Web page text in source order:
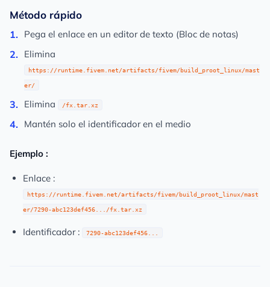
Método rápido
Pega el enlace en un editor de texto (Bloc de notas)
Elimina
https://runtime.fivem.net/artifacts/fivem/build_proot_linux/mast
er/
Elimina /fx.tar.xz
Mantén solo el identificador en el medio
Ejemplo :
Enlace :
https://runtime.fivem.net/artifacts/fivem/build_proot_linux/mast
er/7290-abc123def456.../fx.tar.xz
Identificador : 7290-abc123def456...